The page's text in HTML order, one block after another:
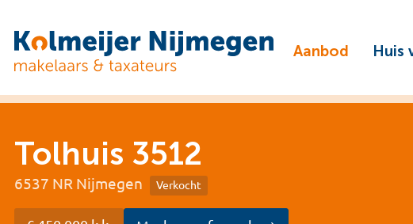
Aanbod Huis
Tolhuis 3512
6537 NR Nijmegen Verkocht